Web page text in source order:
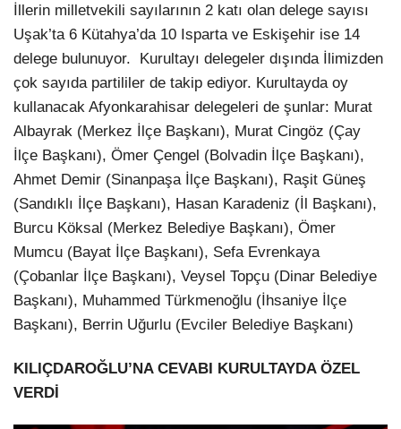
İllerin milletvekili sayılarının 2 katı olan delege sayısı
Uşak’ta 6 Kütahya’da 10 Isparta ve Eskişehir ise 14
delege bulunuyor. Kurultayı delegeler dışında İlimizden
çok sayıda partililer de takip ediyor. Kurultayda oy
kullanacak Afyonkarahisar delegeleri de şunlar: Murat
Albayrak (Merkez İlçe Başkanı), Murat Cingöz (Çay
İlçe Başkanı), Ömer Çengel (Bolvadin İlçe Başkanı),
Ahmet Demir (Sinanpaşa İlçe Başkanı), Raşit Güneş
(Sandıklı İlçe Başkanı), Hasan Karadeniz (İl Başkanı),
Burcu Köksal (Merkez Belediye Başkanı), Ömer
Mumcu (Bayat İlçe Başkanı), Sefa Evrenkaya
(Çobanlar İlçe Başkanı), Veysel Topçu (Dinar Belediye
Başkanı), Muhammed Türkmenoğlu (İhsaniye İlçe
Başkanı), Berrin Uğurlu (Evciler Belediye Başkanı)
KILIÇDAROĞLU’NA CEVABI KURULTAYDA ÖZEL
VERDİ